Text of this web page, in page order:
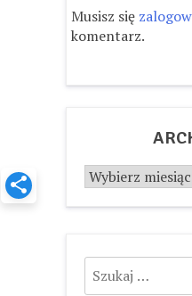
Musisz się
komentarz.
Archiwum
Szukaj: